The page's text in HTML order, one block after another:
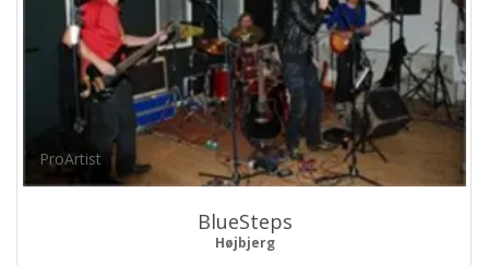
ProArtist
BlueSteps
Højbjerg